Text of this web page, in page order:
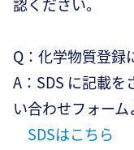
Q：化学物質登録
A：SDS に記載を
い合わせフォーム
SDSはこちら